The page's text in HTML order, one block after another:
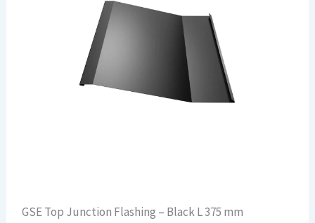
GSE Top Junction Flashing – Black L 375 mm